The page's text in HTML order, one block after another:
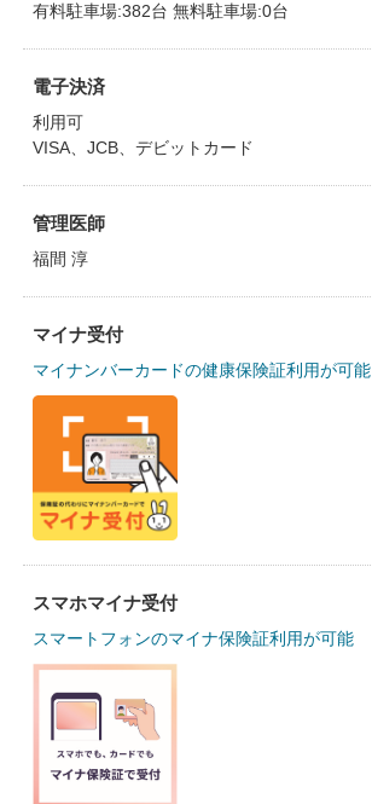
有料駐車場:382台 無料駐車場:0台
電子決済
利用可
VISA、JCB、デビットカード
管理医師
福間 淳
マイナ受付
マイナンバーカードの健康保険証利用が可能
スマホマイナ受付
スマートフォンのマイナ保険証利用が可能